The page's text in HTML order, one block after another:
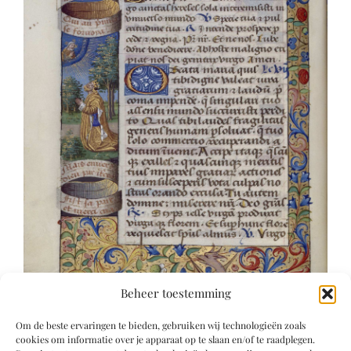
Beheer toestemming
Om de beste ervaringen te bieden, gebruiken wij technologieën zoals
cookies om informatie over je apparaat op te slaan en/of te raadplegen.